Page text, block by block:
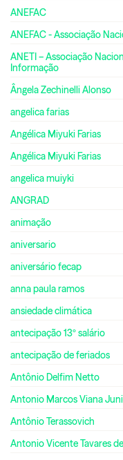
ANEFAC
ANEFAC - Associação
ANETI – Associação
Informação
Ângela Zechinelli Alonso
angelica farias
Angélica Miyuki Farias
Angélica Miyuki Farias
angelica muiyki
ANGRAD
animação
aniversario
aniversário fecap
anna paula ramos
ansiedade climática
antecipação 13º salário
antecipação de feriados
Antônio Delfim Netto
Antonio Marcos Viana
Antônio Terassovich
Antonio Vicente Tavares